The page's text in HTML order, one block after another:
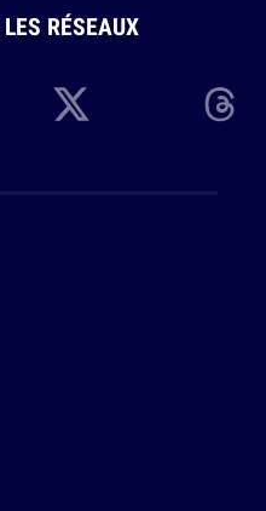
LES RÉSEAUX